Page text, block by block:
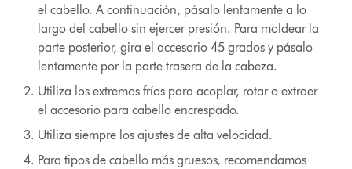
el cabello. A continuación, pásalo lentamente a lo
largo del cabello sin ejercer presión. Para moldear la
parte posterior, gira el accesorio 45 grados y pásalo
lentamente por la parte trasera de la cabeza.
Utiliza los extremos fríos para acoplar, rotar o extraer
el accesorio para cabello encrespado.
Utiliza siempre los ajustes de alta velocidad.
Para tipos de cabello más gruesos, recomendamos